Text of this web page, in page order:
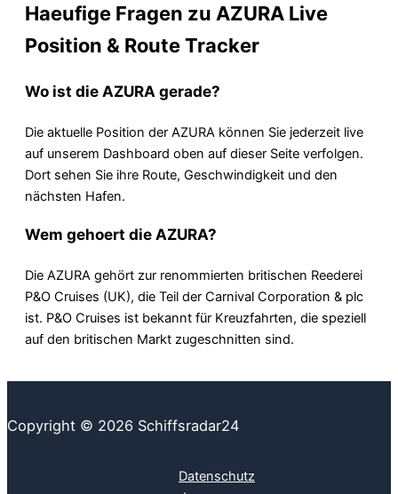
Haeufige Fragen zu AZURA Live
Position & Route Tracker
Wo ist die AZURA gerade?
Die aktuelle Position der AZURA können Sie jederzeit live
auf unserem Dashboard oben auf dieser Seite verfolgen.
Dort sehen Sie ihre Route, Geschwindigkeit und den
nächsten Hafen.
Wem gehoert die AZURA?
Die AZURA gehört zur renommierten britischen Reederei
P&O Cruises (UK), die Teil der Carnival Corporation & plc
ist. P&O Cruises ist bekannt für Kreuzfahrten, die speziell
auf den britischen Markt zugeschnitten sind.
Copyright © 2026 Schiffsradar24
Datenschutz